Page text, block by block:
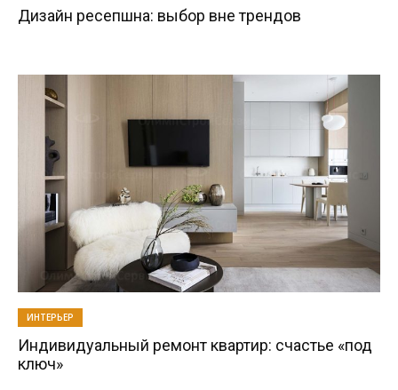
Дизайн ресепшна: выбор вне трендов
ИНТЕРЬЕР
Индивидуальный ремонт квартир: счастье «под
ключ»